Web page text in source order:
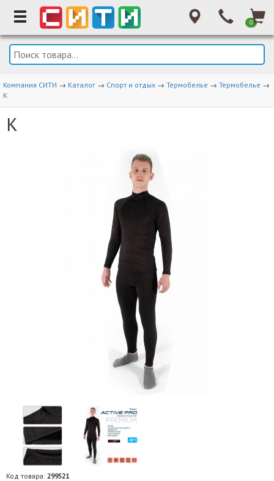
0
Компания СИТИ → Каталог → Спорт и отдых → Термобелье → Термобелье →
К
К
Код товара: 299521